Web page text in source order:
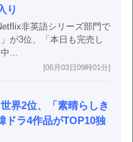
り
非英語シリーズ部門で
が3位、「本日も完売し
...
[06月03日09時01分]
界2位、「素晴らしき
ラ4作品がTOP10独